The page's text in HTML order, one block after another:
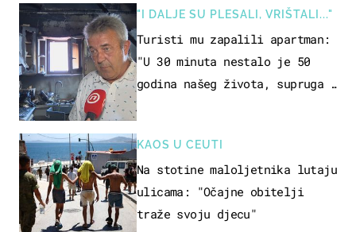
"I DALJE SU PLESALI, VRIŠTALI..."
Turisti mu zapalili apartman:
"U 30 minuta nestalo je 50
godina našeg života, supruga i
KAOS U CEUTI
Na stotine maloljetnika lutaju
ulicama: "Očajne obitelji
traže svoju djecu"